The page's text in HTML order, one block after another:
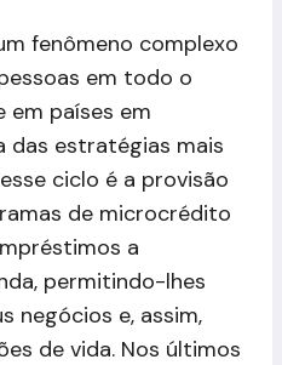
fenômeno complexo
em todo o
em países em
das estratégias mais
ciclo é a provisão
de microcrédito
a
permitindo-lhes
negócios e, assim,
de vida. Nos últimos